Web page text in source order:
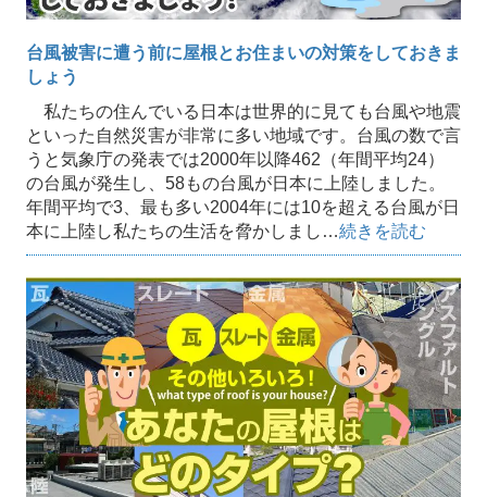
台風被害に遭う前に屋根とお住まいの対策をしておきま
しょう
私たちの住んでいる日本は世界的に見ても台風や地震
といった自然災害が非常に多い地域です。台風の数で言
うと気象庁の発表では2000年以降462（年間平均24）
の台風が発生し、58もの台風が日本に上陸しました。
年間平均で3、最も多い2004年には10を超える台風が日
本に上陸し私たちの生活を脅かしまし…続きを読む